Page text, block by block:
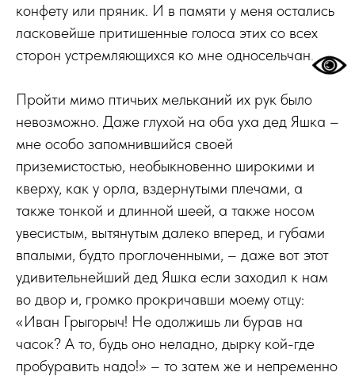
конфету или пряник. И в памяти у меня остались
ласковейше притишенные голоса этих со всех
сторон устремляющихся ко мне односельчан.
Пройти мимо птичьих мельканий их рук было
невозможно. Даже глухой на оба уха дед Яшка –
мне особо запомнившийся своей
приземистостью, необыкновенно широкими и
кверху, как у орла, вздернутыми плечами, а
также тонкой и длинной шеей, а также носом
увесистым, вытянутым далеко вперед, и губами
впалыми, будто проглоченными, – даже вот этот
удивительнейший дед Яшка если заходил к нам
во двор и, громко прокричавши моему отцу:
«Иван Грыгорыч! Не одолжишь ли бурав на
часок? А то, будь оно неладно, дырку кой-где
пробуравить надо!» – то затем же и непременно